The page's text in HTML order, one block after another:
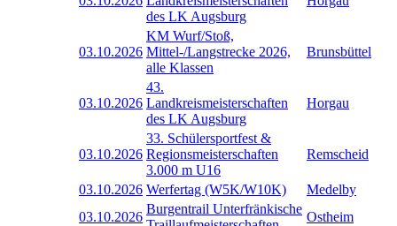
des LK Augsburg
03.10.2026
KM Wurf/Stoß,
Mittel-/Langstrecke 2026,
alle Klassen
Brunsbüttel
03.10.2026
43.
Landkreismeisterschaften
des LK Augsburg
Horgau
03.10.2026
33. Schülersportfest &
Regionsmeisterschaften
3.000 m U16
Remscheid
03.10.2026 Werfertag (W5K/W10K)
Medelby
03.10.2026
Burgentrail Unterfränkische
Ostheim